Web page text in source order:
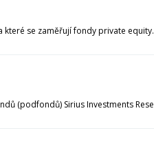
se zaměřují fondy private
(podfondů) Sirius Investments